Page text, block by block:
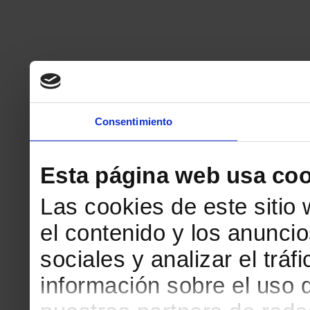
Consentimiento
Esta página web usa
Las cookies de este sitio
el contenido y los
sociales y analizar el
información sobre el uso